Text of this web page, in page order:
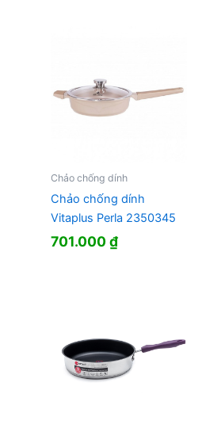
Chảo chống dính
Chảo chống dính
Vitaplus Perla 2350345
701.000₫